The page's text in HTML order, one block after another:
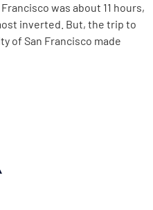
was about 11 hours,
inverted. But, the trip to
of San Francisco made